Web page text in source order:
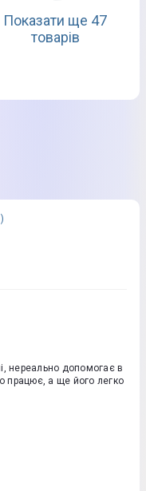
Показати ще 47
товарів
нереально допомогає в
працює, а ще його легко